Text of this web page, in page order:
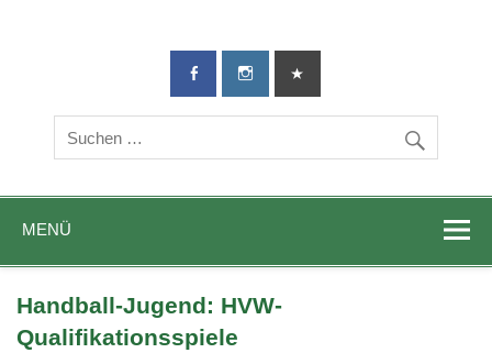
TG-Geislingen
DIE Sportadresse in Geislingen!
MENÜ
Handball-Jugend: HVW-
Qualifikationsspiele